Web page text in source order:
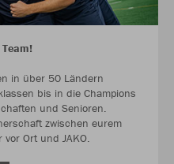
in über 50 Ländern
bis in die Champions
und Senioren.
zwischen eurem
Ort und JAKO.